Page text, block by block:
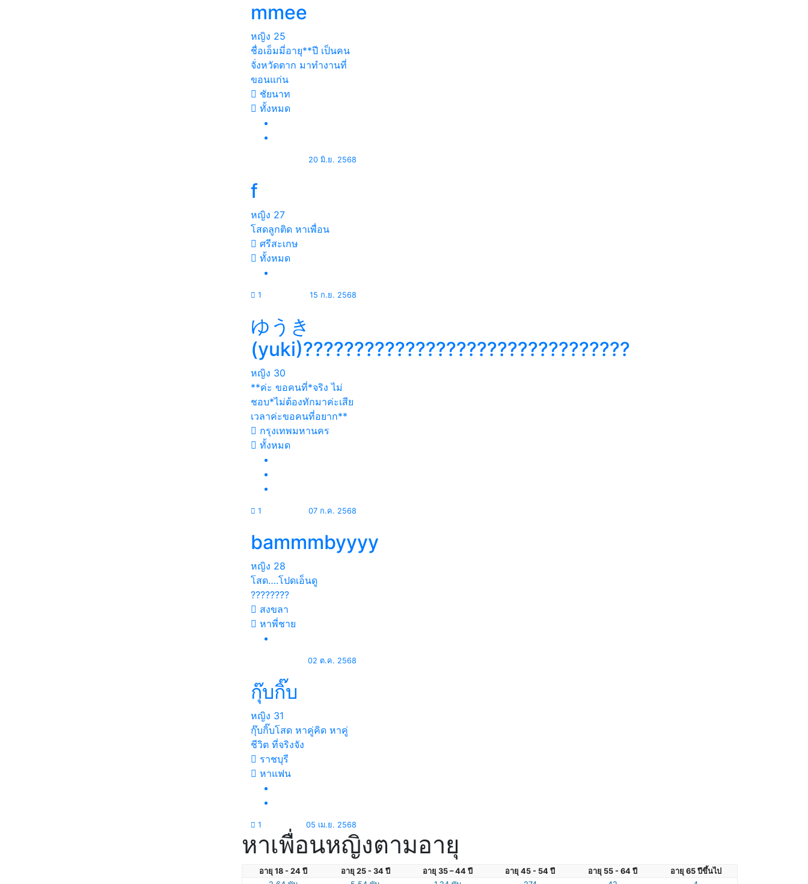
mmee
หญิง 25
ชื่อเอ็มมี่อายุ**ปี เป็นคน
จั่งหวัดตาก มาทำงานที่
ขอนแก่น
ชัยนาท
ทั้งหมด
20 มิ.ย. 2568
f
หญิง 27
โสดลูกติด หาเพื่อน
ศรีสะเกษ
ทั้งหมด
1 15 ก.ย. 2568
ゆうき
(yuki)????????????????????????????????
หญิง 30
**ค่ะ ขอคนที่*จริง ไม่
ชอบ*ไม่ต้องทักมาค่ะเสีย
เวลาค่ะขอคนที่อยาก**
กรุงเทพมหานคร
ทั้งหมด
1 07 ก.ค. 2568
bammmbyyyy
หญิง 28
โสด….โปดเอ็นดู
????????
สงขลา
หาพี่ชาย
02 ต.ค. 2568
กุ๊บกิ๊บ
หญิง 31
กุ๊บกิ๊บโสด หาคู่คิด หาคู่
ชีวิต ที่จริงจัง
ราชบุรี
หาแฟน
1 05 เม.ย. 2568
หาเพื่อนหญิงตามอายุ
อายุ 18 - 24 ปี อายุ 25 - 34 ปี อายุ 35 – 44 ปี อายุ 45 - 54 ปี อายุ 55 - 64 ปี
อายุ 65 ปีขึ้นไป